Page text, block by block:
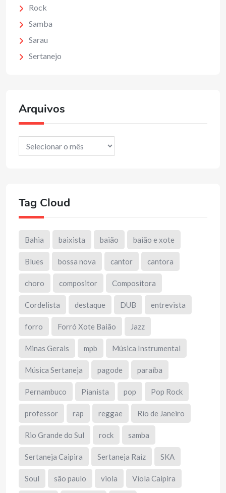
Rock
Samba
Sarau
Sertanejo
Arquivos
Arquivos
Tag Cloud
Bahia baixista baião baião e xote
Blues bossa nova cantor cantora
choro compositor Compositora
Cordelista destaque DUB entrevista
forro Forró Xote Baião Jazz
Minas Gerais mpb Música Instrumental
Música Sertaneja pagode paraíba
Pernambuco Pianista pop Pop Rock
professor rap reggae Rio de Janeiro
Rio Grande do Sul rock samba
Sertaneja Caipira Sertaneja Raiz SKA
Soul são paulo viola Viola Caipira